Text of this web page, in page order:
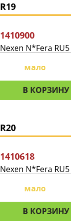
R19
1410900
Nexen N*Fera RU5
мало
В КОРЗИНУ
R20
1410618
Nexen N*Fera RU5
мало
В КОРЗИНУ